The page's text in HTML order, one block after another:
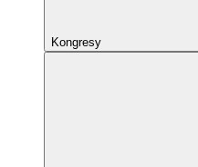
Kongresy